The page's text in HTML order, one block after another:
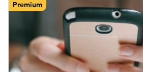
Premium